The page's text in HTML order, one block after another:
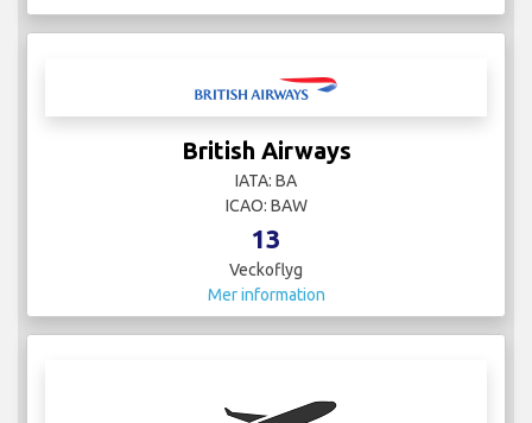
British Airways
IATA: BA
ICAO: BAW
13
Veckoflyg
Mer information